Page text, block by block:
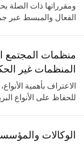
ومقرراتها ذات الصلة
الفعال والمبسط عبر
منظمات المجتمع
المنظمات غير
الاعتراف بأهمية
للحفاظ على الأنواع
الوكالات